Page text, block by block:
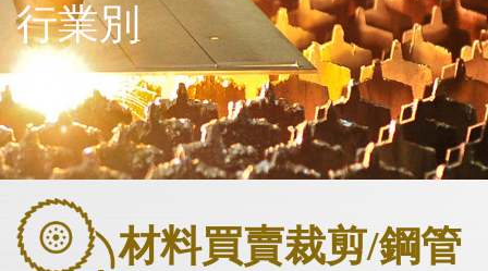
行業別
材料買賣裁剪/鋼管